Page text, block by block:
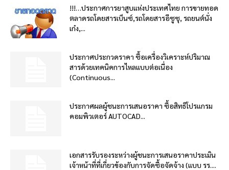
!!!…ประกาศการยาสูบแห่งประเทศไทย การขายทอด
ตลาดรถโดยสารเบ็นซ์,รถโดยสารอีซูซุ, รถยนต์นั่ง
เก๋ง,...
ประกาศประกวดราคา ซื้อเครื่องวิเคราะห์ปริมาณ
สารด้วยเทคนิคการไหลแบบต่อเนื่อง
(Continuous...
ประกาศผลผู้ชนะการเสนอราคา ซื้อสิทธิโปรแกรม
คอมพิวเตอร์ AUTOCAD...
เอกสารรับรองระหว่างผู้ชนะการเสนอราคาประเมิน
เจ้าหน้าที่ที่เกี่ยวข้องกับการจัดซื้อจัดจ้าง (แบบ รร....